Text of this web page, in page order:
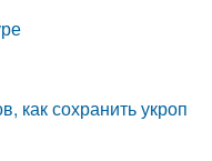
как сохранить укроп